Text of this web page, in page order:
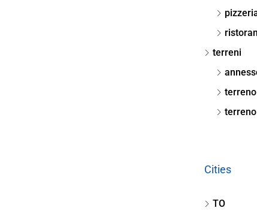
terreni
Cities
TO